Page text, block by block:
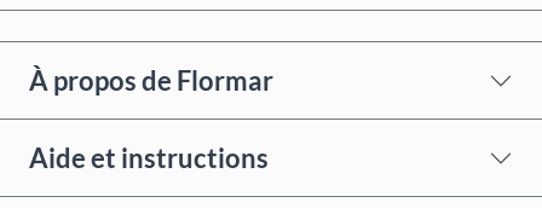
À propos de Flormar
Aide et instructions